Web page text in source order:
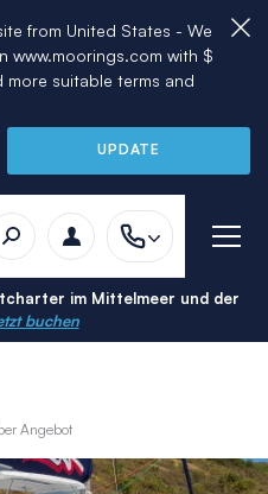
from United States - We
www.moorings.com with $
suitable terms and
UPDATE
im Mittelmeer und der
buchen
Angebot